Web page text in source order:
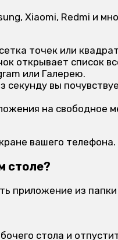
Xiaomi, Redmi и
точек или
открывает список
или Галерею.
вы
на свободное
вашего
столе?
приложение из
стола и